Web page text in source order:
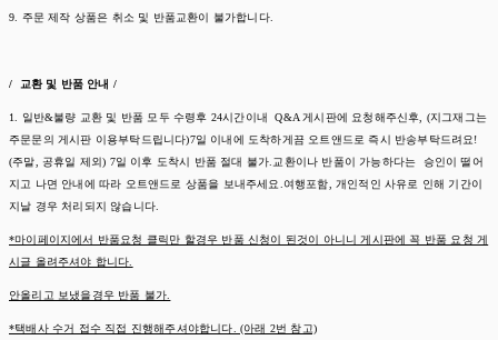
9. 주문 제작 상품은 취소 및 반품교환이 불가합니다.
/ 교환 및 반품 안내 /
1. 일반&불량 교환 및 반품 모두 수령후 24시간이내 Q&A 게시판에 요청해주신후, (지그재그는
주문문의 게시판 이용부탁드립니다)7일 이내에 도착하게끔 오트앤드로 즉시 반송부탁드려요!
(주말, 공휴일 제외) 7일 이후 도착시 반품 절대 불가.교환이나 반품이 가능하다는 승인이 떨어
지고 나면 안내에 따라 오트앤드로 상품을 보내주세요.여행포함, 개인적인 사유로 인해 기간이
지날 경우 처리되지 않습니다.
*마이페이지에서 반품요청 클릭만 할경우 반품 신청이 된것이 아니니 게시판에 꼭 반품 요청 게
시글 올려주셔야 합니다.
안올리고 보냈을경우 반품 불가.
*택배사 수거 접수 직접 진행해주셔야합니다. (아래 2번 참고)